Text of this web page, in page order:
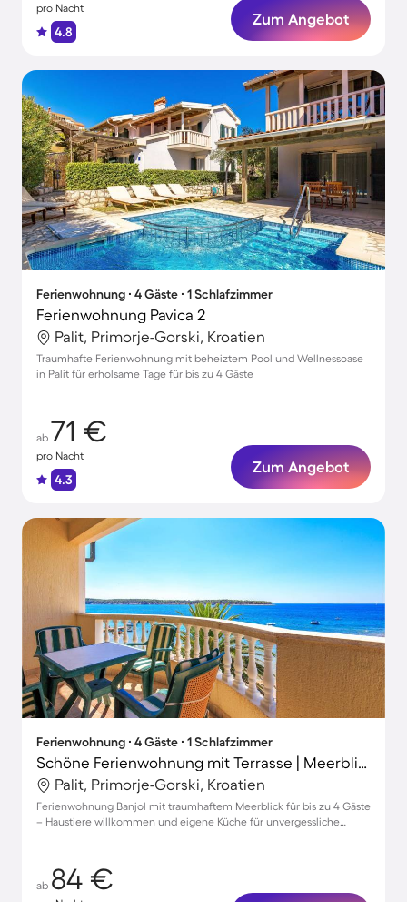
pro Nacht
4.8
Zum Angebot
Ferienwohnung ∙ 4 Gäste ∙ 1 Schlafzimmer
Ferienwohnung Pavica 2
Palit, Primorje-Gorski, Kroatien
Traumhafte Ferienwohnung mit beheiztem Pool und Wellnessoase
in Palit für erholsame Tage für bis zu 4 Gäste
ab 71 €
pro Nacht
4.3
Zum Angebot
Ferienwohnung ∙ 4 Gäste ∙ 1 Schlafzimmer
Schöne Ferienwohnung mit Terrasse | Meerblick | Haustiere sind willkommen
Palit, Primorje-Gorski, Kroatien
Ferienwohnung Banjol mit traumhaftem Meerblick für bis zu 4 Gäste
– Haustiere willkommen und eigene Küche für unvergessliche
ab 84 €